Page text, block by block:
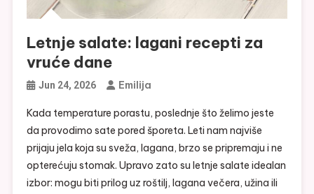
Letnje salate: lagani recepti za
vruće dane
Jun 24, 2026 Emilija
Kada temperature porastu, poslednje što želimo jeste
da provodimo sate pored šporeta. Leti nam najviše
prijaju jela koja su sveža, lagana, brzo se pripremaju i ne
opterećuju stomak. Upravo zato su letnje salate idealan
izbor: mogu biti prilog uz roštilj, lagana večera, užina ili